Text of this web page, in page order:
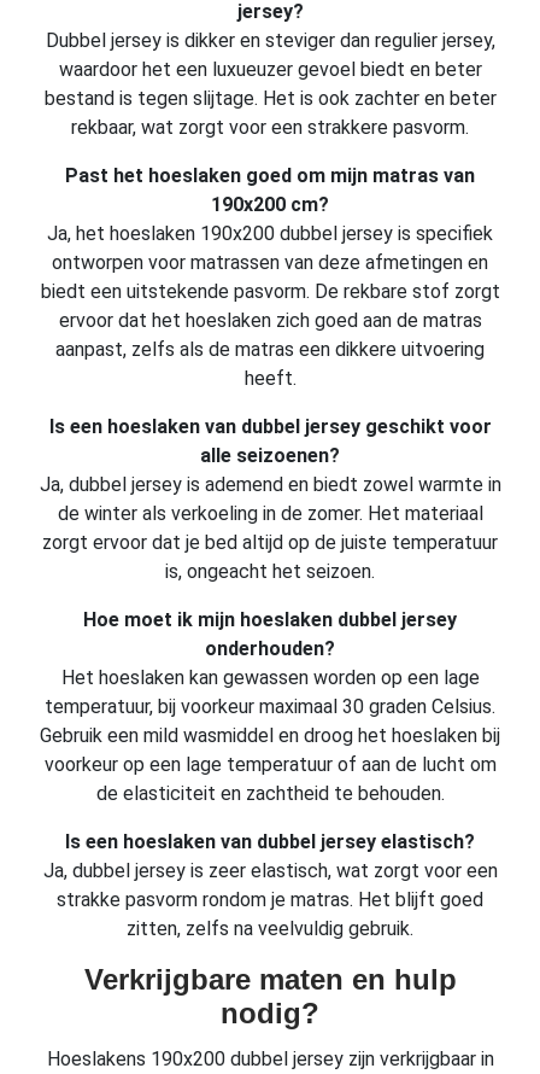
jersey?
Dubbel jersey is dikker en steviger dan regulier jersey,
waardoor het een luxueuzer gevoel biedt en beter
bestand is tegen slijtage. Het is ook zachter en beter
rekbaar, wat zorgt voor een strakkere pasvorm.
Past het hoeslaken goed om mijn matras van
190x200 cm?
Ja, het hoeslaken 190x200 dubbel jersey is specifiek
ontworpen voor matrassen van deze afmetingen en
biedt een uitstekende pasvorm. De rekbare stof zorgt
ervoor dat het hoeslaken zich goed aan de matras
aanpast, zelfs als de matras een dikkere uitvoering
heeft.
Is een hoeslaken van dubbel jersey geschikt voor
alle seizoenen?
Ja, dubbel jersey is ademend en biedt zowel warmte in
de winter als verkoeling in de zomer. Het materiaal
zorgt ervoor dat je bed altijd op de juiste temperatuur
is, ongeacht het seizoen.
Hoe moet ik mijn hoeslaken dubbel jersey
onderhouden?
Het hoeslaken kan gewassen worden op een lage
temperatuur, bij voorkeur maximaal 30 graden Celsius.
Gebruik een mild wasmiddel en droog het hoeslaken bij
voorkeur op een lage temperatuur of aan de lucht om
de elasticiteit en zachtheid te behouden.
Is een hoeslaken van dubbel jersey elastisch?
Ja, dubbel jersey is zeer elastisch, wat zorgt voor een
strakke pasvorm rondom je matras. Het blijft goed
zitten, zelfs na veelvuldig gebruik.
Verkrijgbare maten en hulp
nodig?
Hoeslakens 190x200 dubbel jersey zijn verkrijgbaar in